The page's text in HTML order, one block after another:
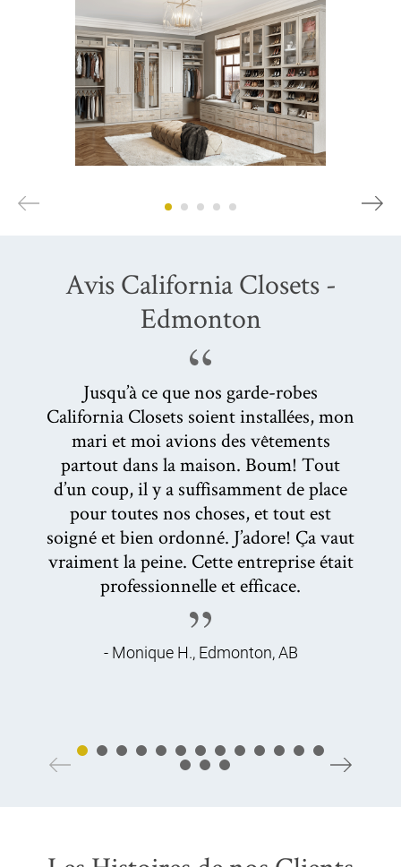
Avis California Closets -
Edmonton
Jusqu’à ce que nos garde-robes
California Closets soient installées, mon
mari et moi avions des vêtements
partout dans la maison. Boum! Tout
d’un coup, il y a suffisamment de place
pour toutes nos choses, et tout est
soigné et bien ordonné. J’adore! Ça vaut
vraiment la peine. Cette entreprise était
professionnelle et efficace.
- Monique H., Edmonton, AB